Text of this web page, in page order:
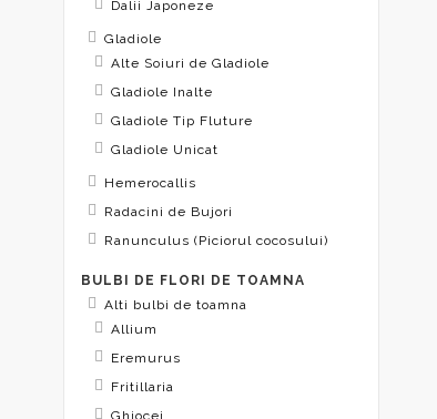
Dalii Japoneze
Gladiole
Alte Soiuri de Gladiole
Gladiole Inalte
Gladiole Tip Fluture
Gladiole Unicat
Hemerocallis
Radacini de Bujori
Ranunculus (Piciorul cocosului)
BULBI DE FLORI DE TOAMNA
Alti bulbi de toamna
Allium
Eremurus
Fritillaria
Ghiocei